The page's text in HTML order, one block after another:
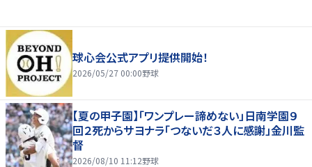
球心会公式アプリ提供開始！
2026/05/27 00:00野球
【夏の甲子園】「ワンプレー諦めない」日南学園９
回２死からサヨナラ「つないだ３人に感謝」金川監
督
2026/08/10 11:12野球